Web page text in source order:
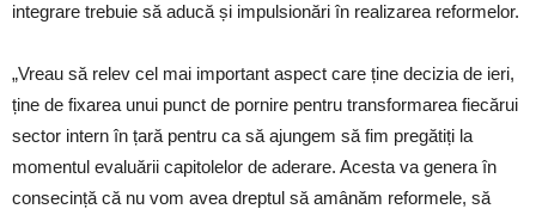
integrare trebuie să aducă și impulsionări în realizarea reformelor.
„Vreau să relev cel mai important aspect care ține decizia de ieri,
ține de fixarea unui punct de pornire pentru transformarea fiecărui
sector intern în țară pentru ca să ajungem să fim pregătiți la
momentul evaluării capitolelor de aderare. Acesta va genera în
consecință că nu vom avea dreptul să amânăm reformele, să